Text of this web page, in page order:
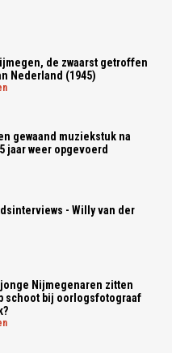
de zwaarst getroffen
Nederland (1945)
gewaand muziekstuk na
jaar weer opgevoerd
- Willy van der
Nijmegenaren zitten
schoot bij oorlogsfotograaf